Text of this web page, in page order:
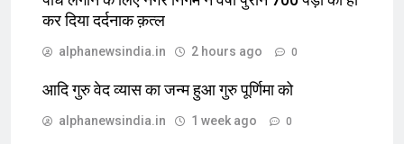
कर दिया दर्दनाक क़त्ल
alphanewsindia.in 2 hours ago 0
आदि गुरु वेद व्यास का जन्म हुआ गुरु पूर्णिमा को
alphanewsindia.in 1 week ago 0